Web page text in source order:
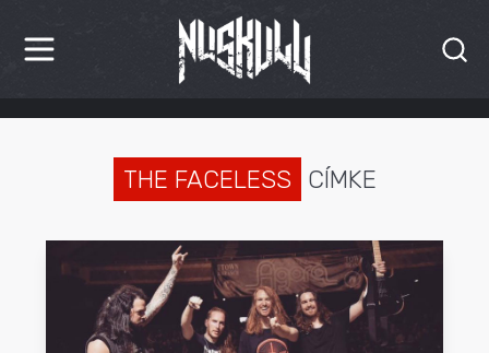
HÍREK
INTERJÚK
PREMIEREK
THE FACELESS CÍMKE